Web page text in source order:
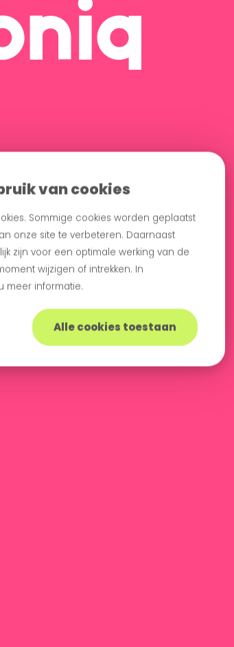
van cookies
Sommige cookies worden geplaatst
onze site te verbeteren. Daarnaast
zijn voor een optimale werking van de
wijzigen of intrekken. In
meer informatie.
Alle cookies toestaan